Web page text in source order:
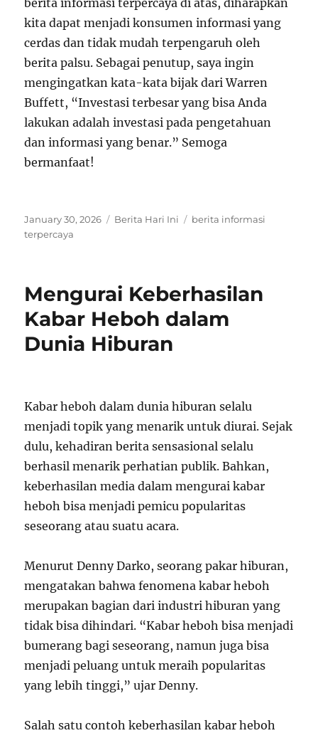
berita informasi terpercaya di atas, diharapkan
kita dapat menjadi konsumen informasi yang
cerdas dan tidak mudah terpengaruh oleh
berita palsu. Sebagai penutup, saya ingin
mengingatkan kata-kata bijak dari Warren
Buffett, “Investasi terbesar yang bisa Anda
lakukan adalah investasi pada pengetahuan
dan informasi yang benar.” Semoga
bermanfaat!
Posted
on
January 30, 2026 Categories
Berita Hari Ini Tags
berita informasi
terpercaya
Mengurai Keberhasilan
Kabar Heboh dalam
Dunia Hiburan
Kabar heboh dalam dunia hiburan selalu
menjadi topik yang menarik untuk diurai. Sejak
dulu, kehadiran berita sensasional selalu
berhasil menarik perhatian publik. Bahkan,
keberhasilan media dalam mengurai kabar
heboh bisa menjadi pemicu popularitas
seseorang atau suatu acara.
Menurut Denny Darko, seorang pakar hiburan,
mengatakan bahwa fenomena kabar heboh
merupakan bagian dari industri hiburan yang
tidak bisa dihindari. “Kabar heboh bisa menjadi
bumerang bagi seseorang, namun juga bisa
menjadi peluang untuk meraih popularitas
yang lebih tinggi,” ujar Denny.
Salah satu contoh keberhasilan kabar heboh